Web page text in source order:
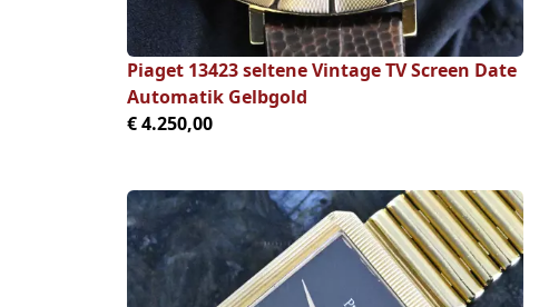
Piaget 13423 seltene Vintage TV Screen Date
Automatik Gelbgold
€ 4.250,00